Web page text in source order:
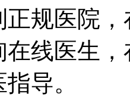
正规医院
线医生
导。